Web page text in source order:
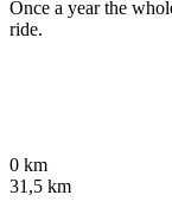
Once a year the
ride.
0 km
31,5 km